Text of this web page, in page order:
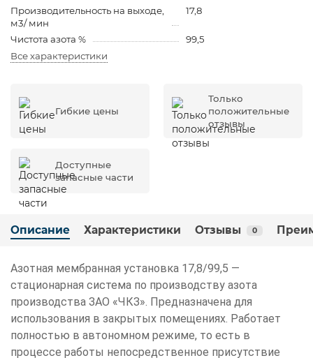
Производительность на выходе,
м3/ мин
17,8
Чистота азота %
99,5
Все характеристики
Гибкие цены
Только
положительные
отзывы
Доступные
запасные части
Описание Характеристики Отзывы 0
Азотная мембранная установка 17,8/99,5 —
стационарная система по производству азота
производства ЗАО «ЧКЗ». Предназначена для
использования в закрытых помещениях. Работает
полностью в автономном режиме, то есть в
процессе работы непосредственное присутствие